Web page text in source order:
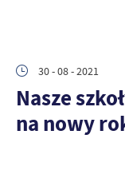
30 - 08 - 2021
Nasze
na nowy